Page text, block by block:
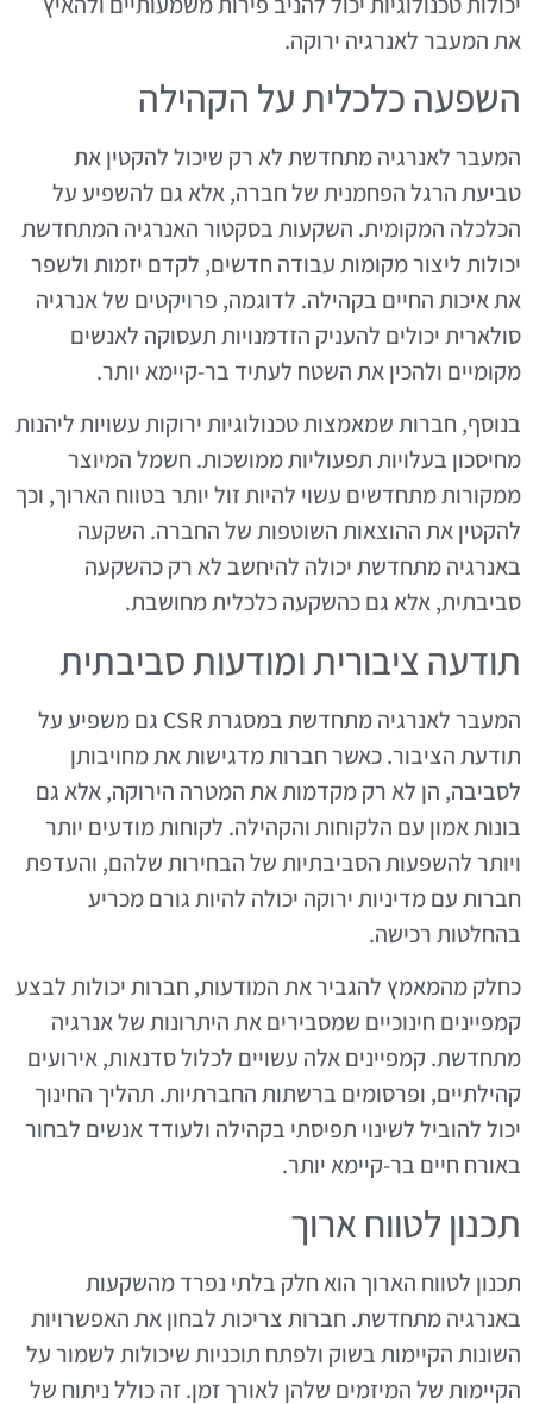
את המעבר לאנרגיה ירוקה.
השפעה כלכלית על הקהילה
המעבר לאנרגיה מתחדשת לא רק שיכול להקטין את
טביעת הרגל הפחמנית של חברה, אלא גם להשפיע על
הכלכלה המקומית. השקעות בסקטור האנרגיה המתחדשת
יכולות ליצור מקומות עבודה חדשים, לקדם יזמות ולשפר
את איכות החיים בקהילה. לדוגמה, פרויקטים של אנרגיה
סולארית יכולים להעניק הזדמנויות תעסוקה לאנשים
מקומיים ולהכין את השטח לעתיד בר-קיימא יותר.
בנוסף, חברות שמאמצות טכנולוגיות ירוקות עשויות ליהנות
מחיסכון בעלויות תפעוליות ממושכות. חשמל המיוצר
ממקורות מתחדשים עשוי להיות זול יותר בטווח הארוך, וכך
להקטין את ההוצאות השוטפות של החברה. השקעה
באנרגיה מתחדשת יכולה להיחשב לא רק כהשקעה
סביבתית, אלא גם כהשקעה כלכלית מחושבת.
תודעה ציבורית ומודעות סביבתית
המעבר לאנרגיה מתחדשת במסגרת CSR גם משפיע על
תודעת הציבור. כאשר חברות מדגישות את מחויבותן
לסביבה, הן לא רק מקדמות את המטרה הירוקה, אלא גם
בונות אמון עם הלקוחות והקהילה. לקוחות מודעים יותר
ויותר להשפעות הסביבתיות של הבחירות שלהם, והעדפת
חברות עם מדיניות ירוקה יכולה להיות גורם מכריע
בהחלטות רכישה.
כחלק מהמאמץ להגביר את המודעות, חברות יכולות לבצע
קמפיינים חינוכיים שמסבירים את היתרונות של אנרגיה
מתחדשת. קמפיינים אלה עשויים לכלול סדנאות, אירועים
קהילתיים, ופרסומים ברשתות החברתיות. תהליך החינוך
יכול להוביל לשינוי תפיסתי בקהילה ולעודד אנשים לבחור
באורח חיים בר-קיימא יותר.
תכנון לטווח ארוך
תכנון לטווח הארוך הוא חלק בלתי נפרד מהשקעות
באנרגיה מתחדשת. חברות צריכות לבחון את האפשרויות
השונות הקיימות בשוק ולפתח תוכניות שיכולות לשמור על
הקיימות של המיזמים שלהן לאורך זמן. זה כולל ניתוח של